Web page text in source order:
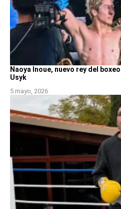
Naoya Inoue, nuevo rey del
Usyk
5 mayo, 2026